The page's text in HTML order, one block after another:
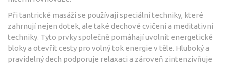
Při tantrické masáži se používají speciální techniky, které
zahrnují nejen dotek, ale také dechové cvičení a meditativní
techniky. Tyto prvky společně pomáhají uvolnit energetické
bloky a otevřít cesty pro volný tok energie v těle. Hluboký a
pravidelný dech podporuje relaxaci a zároveň zintenzivňuje